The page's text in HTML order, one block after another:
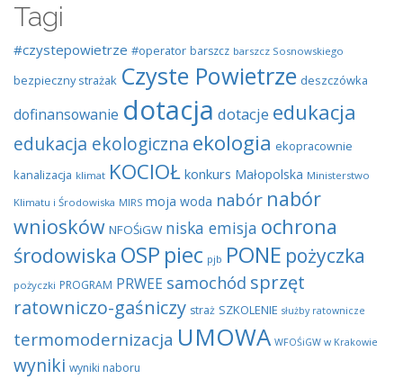
Tagi
#czystepowietrze #operator barszcz barszcz Sosnowskiego
bezpieczny strażak Czyste Powietrze deszczówka
dofinansowanie dotacja dotacje edukacja
edukacja ekologiczna ekologia ekopracownie
kanalizacja klimat KOCIOŁ konkurs Małopolska Ministerstwo
Klimatu i Środowiska MIRS moja woda nabór nabór
wniosków NFOŚiGW niska emisja ochrona
środowiska OSP piec pjb PONE pożyczka
pożyczki PROGRAM PRWEE samochód sprzęt
ratowniczo-gaśniczy straż SZKOLENIE służby ratownicze
termomodernizacja UMOWA WFOŚiGW w Krakowie
wyniki wyniki naboru